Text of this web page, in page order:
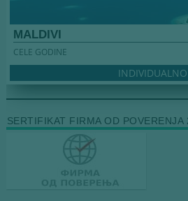
MALDIVI
CELE GODINE
INDIVIDUALNO
SERTIFIKAT FIRMA OD POVERENJA